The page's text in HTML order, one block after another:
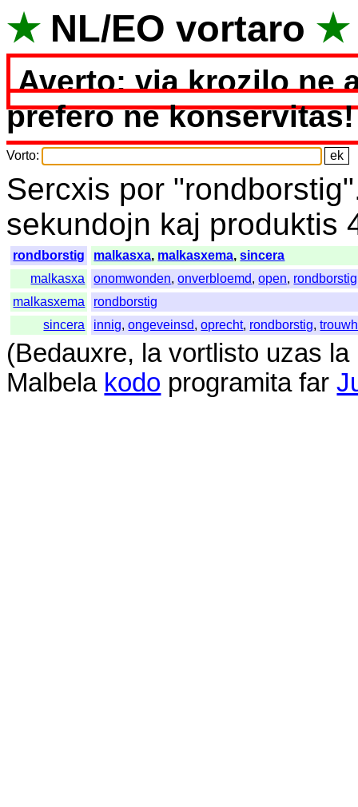
★ NL/EO vortaro ★
Averto: via krozilo ne
prefero ne konservitas!
Vorto:
Sercxis por "
sekundojn kaj produktis
rondborstig malkasxa, malkasxema,sincera
malkasxa
onomwonden,onverbloemd,open, rondborstig
malkasxema
rondborstig
sincera
innig,ongeveinsd,oprecht, rondborstig,
(Bedauxre, la vortlisto uzas la
Malbela kodo programita far